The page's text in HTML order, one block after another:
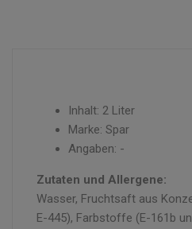
Inhalt: 2 Liter
Marke: Spar
Angaben: -
Zutaten und Allergene:
Wasser, Fruchtsaft aus
E-445), Farbstoffe (E-161b